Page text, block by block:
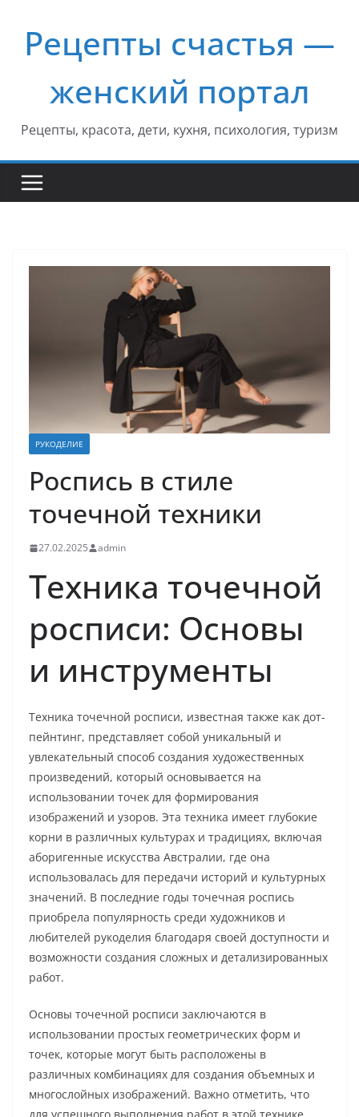
содержимому
Рецепты счастья —
женский портал
Рецепты, красота, дети, кухня, психология, туризм
РУКОДЕЛИЕ
Роспись в стиле
точечной техники
27.02.2025 admin
Техника точечной
росписи: Основы
и инструменты
Техника точечной росписи, известная также как дот-
пейнтинг, представляет собой уникальный и
увлекательный способ создания художественных
произведений, который основывается на
использовании точек для формирования
изображений и узоров. Эта техника имеет глубокие
корни в различных культурах и традициях, включая
аборигенные искусства Австралии, где она
использовалась для передачи историй и культурных
значений. В последние годы точечная роспись
приобрела популярность среди художников и
любителей рукоделия благодаря своей доступности и
возможности создания сложных и детализированных
работ.
Основы точечной росписи заключаются в
использовании простых геометрических форм и
точек, которые могут быть расположены в
различных комбинациях для создания объемных и
многослойных изображений. Важно отметить, что